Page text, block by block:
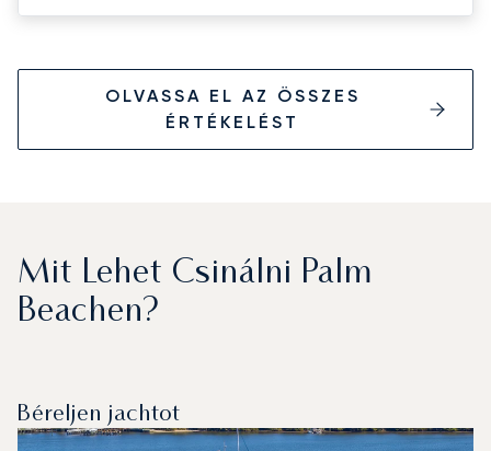
OLVASSA EL AZ ÖSSZES
ÉRTÉKELÉST
Mit Lehet Csinálni Palm
Beachen?
Béreljen jachtot